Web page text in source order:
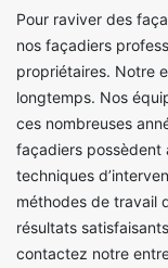
Pour raviver des
nos façadiers
propriétaires. Notre
longtemps. Nos
ces nombreuses
façadiers possèdent
techniques
méthodes de travail
résultats
contactez notre